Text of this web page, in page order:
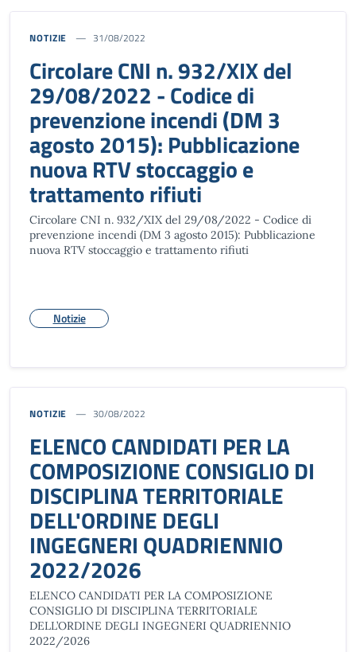
NOTIZIE 31/08/2022
Circolare CNI n. 932/XIX del
29/08/2022 - Codice di
prevenzione incendi (DM 3
agosto 2015): Pubblicazione
nuova RTV stoccaggio e
trattamento rifiuti
Circolare CNI n. 932/XIX del 29/08/2022 - Codice di
prevenzione incendi (DM 3 agosto 2015): Pubblicazione
nuova RTV stoccaggio e trattamento rifiuti
Notizie
NOTIZIE 30/08/2022
ELENCO CANDIDATI PER LA
COMPOSIZIONE CONSIGLIO DI
DISCIPLINA TERRITORIALE
DELL'ORDINE DEGLI
INGEGNERI QUADRIENNIO
2022/2026
ELENCO CANDIDATI PER LA COMPOSIZIONE
CONSIGLIO DI DISCIPLINA TERRITORIALE
DELL’ORDINE DEGLI INGEGNERI QUADRIENNIO
2022/2026